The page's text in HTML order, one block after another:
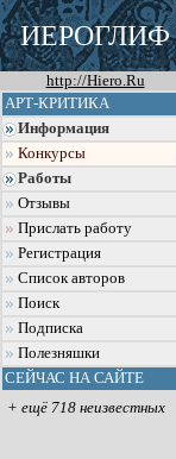
ИЕРОГЛИФ
http://Hiero.Ru
АРТ-КРИТИКА
Информация
Конкурсы
Работы
Отзывы
Прислать работу
Регистрация
Список авторов
Поиск
Подписка
Полезняшки
СЕЙЧАС НА САЙТЕ
+ ещё 718 неизвестных